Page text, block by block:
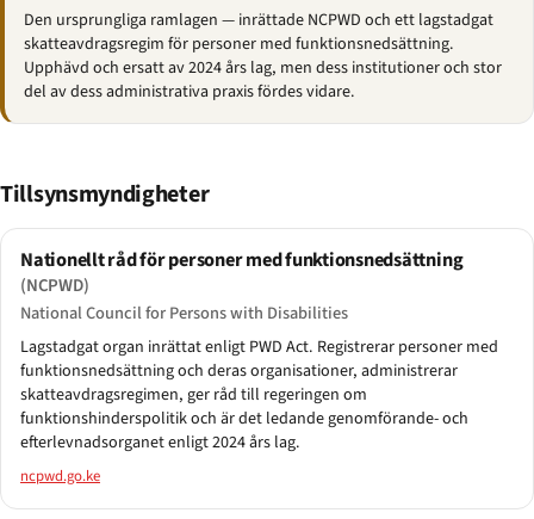
Den ursprungliga ramlagen — inrättade NCPWD och ett lagstadgat
skatteavdragsregim för personer med funktionsnedsättning.
Upphävd och ersatt av 2024 års lag, men dess institutioner och stor
del av dess administrativa praxis fördes vidare.
Tillsynsmyndigheter
Nationellt råd för personer med funktionsnedsättning
(NCPWD)
National Council for Persons with Disabilities
Lagstadgat organ inrättat enligt PWD Act. Registrerar personer med
funktionsnedsättning och deras organisationer, administrerar
skatteavdragsregimen, ger råd till regeringen om
funktionshinderspolitik och är det ledande genomförande- och
efterlevnadsorganet enligt 2024 års lag.
ncpwd.go.ke